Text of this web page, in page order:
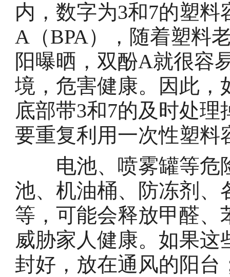
内，数字为3和7的塑
A（BPA），随着塑料
阳曝晒，双酚A就很容
境，危害健康。因此，
底部带3和7的及时处
要重复利用一次性塑料
电池、喷雾罐等危
池、机油桶、防冻剂、
等，可能会释放甲醛、
威胁家人健康。如果
封好，放在通风的阳台